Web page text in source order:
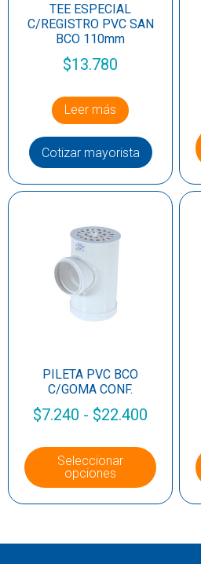
TEE ESPECIAL
C/REGISTRO PVC SAN
BCO 110mm
$13.780
Leer más
Cotizar mayorista
PILETA PVC BCO
C/GOMA CONF.
$7.240 - $22.400
Seleccionar
opciones